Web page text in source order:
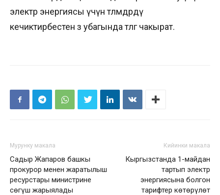
электр энергиясы үчүн төлөмдөрдү
кечиктирбестен өз убагында төлөөгө чакырат.
Мурунку макала
Садыр Жапаров башкы
прокурор менен жаратылыш
ресурстары министрине
сөгүш жарыялады
Кийинки макала
Кыргызстанда 1-майдан
тартып электр
энергиясына болгон
тарифтер көтөрүлөт